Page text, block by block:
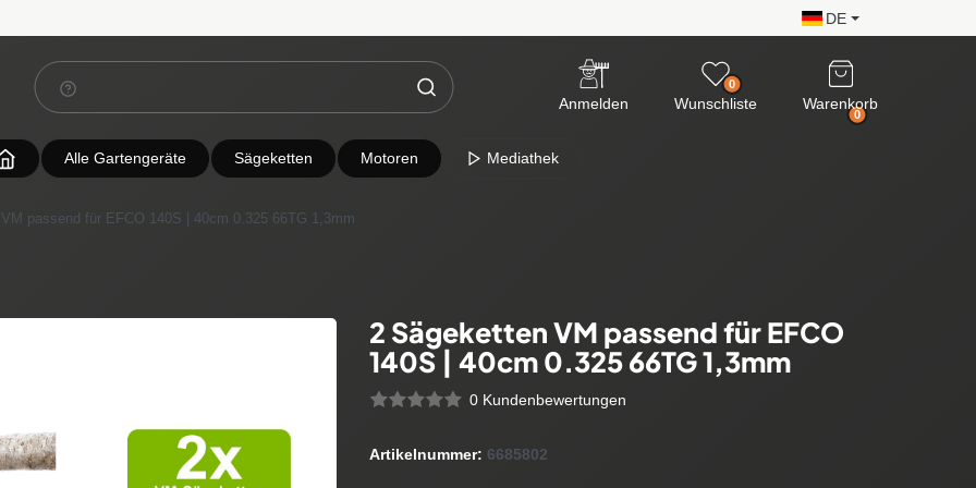
DE
Anmelden
0
Wunschliste
0
Warenkorb
Alle Gartengeräte Sägeketten Motoren Mediathek
passend für EFCO 140S | 40cm 0.325 66TG 1,3mm
2 Sägeketten VM passend für EFCO
140S | 40cm 0.325 66TG 1,3mm
0 Kundenbewertungen
Artikelnummer: 6685802